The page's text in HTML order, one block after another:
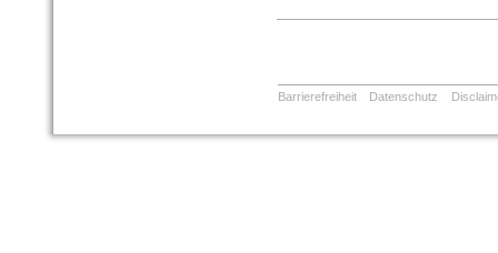
Barrierefreiheit Datenschutz